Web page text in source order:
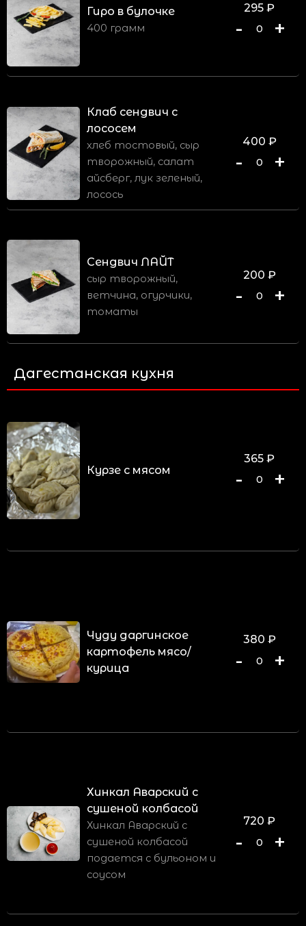
Гиро в булочке
400 грамм
295 ₽
- 0 +
Клаб сендвич с
лососем
хлеб тостовый, сыр
творожный, салат
айсберг, лук зеленый,
лосось
400 ₽
- 0 +
Сендвич ЛАЙТ
сыр творожный,
ветчина, огурчики,
томаты
200 ₽
- 0 +
Дагестанская кухня
Курзе с мясом
365 ₽
- 0 +
Чуду даргинское
картофель мясо/
курица
380 ₽
- 0 +
Хинкал Аварский с
сушеной колбасой
Хинкал Аварский с
сушеной колбасой
подается с бульоном и
соусом
720 ₽
- 0 +